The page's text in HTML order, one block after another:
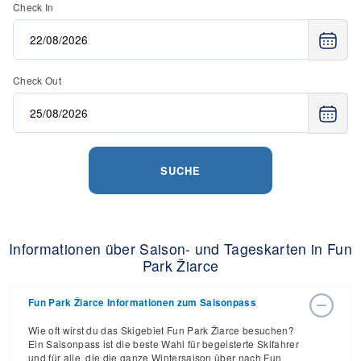
Check In
Check Out
SUCHE
Informationen über Saison- und Tageskarten in Fun
Park Žiarce
Fun Park Žiarce Informationen zum Saisonpass
Wie oft wirst du das Skigebiet Fun Park Žiarce besuchen?
Ein Saisonpass ist die beste Wahl für begeisterte Skifahrer
und für alle, die die ganze Wintersaison über nach Fun